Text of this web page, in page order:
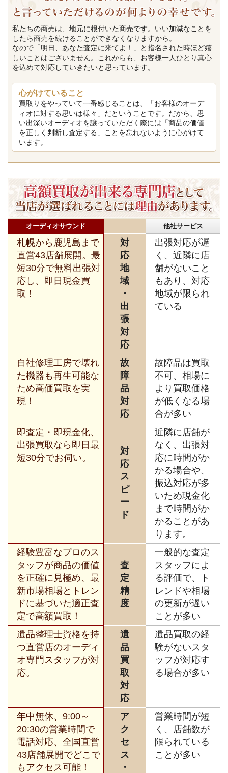
私たちの商売は、地元に根付いた商売です。いい加減なことを
したら商売を続けることができなくなりますから。
なので「明日、あなた査定に来てよ！」と指名された時ほど嬉
しいことはございません。これからも、お客様一人ひとり真心
を込めて対応していきたいと思っています。
心がけていること
買取りをやっていて一番感じることは、「お客様のオーデ
ィオに対する思いは様々」だということです。だから、思
い出深いオーディオを譲っていただく際には「商品の価値
を正しく判断し査定する」ことを忘れないように心がけて
います。
オーディオサウンド 他社サービス
札幌から鹿児島まで
直営43店舗展開。最
短30分で無料出張対
応し、即日現金買
取！
対
応
地
域
・
出
張
対
応
出張対応が遅
く、近隣に店
舗がないこと
もあり、対応
地域が限られ
ている
自社修理工房で壊れ
た機器も再生可能な
ため高価買取を実
現！
故
障
品
対
応
故障品は買取
不可、相場に
より買取価格
が低くなる場
合が多い
即査定・即現金化、
出張買取なら即日最
短30分でお伺い。
対
応
ス
ピ
ー
ド
近隣に店舗が
なく、出張対
応に時間がか
かる場合や、
振込対応が多
いため現金化
まで時間がか
かることがあ
ります。
経験豊富なプロのス
タッフが商品の価値
を正確に見極め、最
新市場相場とトレン
ドに基づいた適正査
定で高額買取！
査
定
精
度
一般的な査定
スタッフによ
る評価で、ト
レンドや相場
の更新が遅い
ことが多い
遺品整理士資格を持
つ直営店のオーディ
オ専門スタッフが対
応。
遺
品
買
取
対
応
遺品買取の経
験がないスタ
ッフが対応す
る場合が多い
年中無休、9:00～
20:30の営業時間で
電話対応、全国直営
43店舗展開でどこで
もアクセス可能！
ア
ク
セ
ス
・
営業時間が短
く、店舗数が
限られている
ことが多い